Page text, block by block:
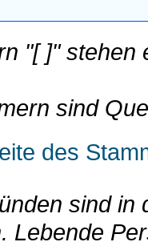
"[ ]"
sind
des
sind in
Lebende